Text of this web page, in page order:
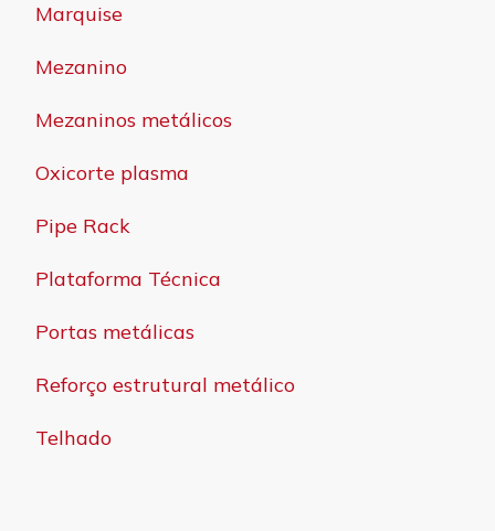
Marquise
Mezanino
Mezaninos metálicos
Oxicorte plasma
Pipe Rack
Plataforma Técnica
Portas metálicas
Reforço estrutural metálico
Telhado